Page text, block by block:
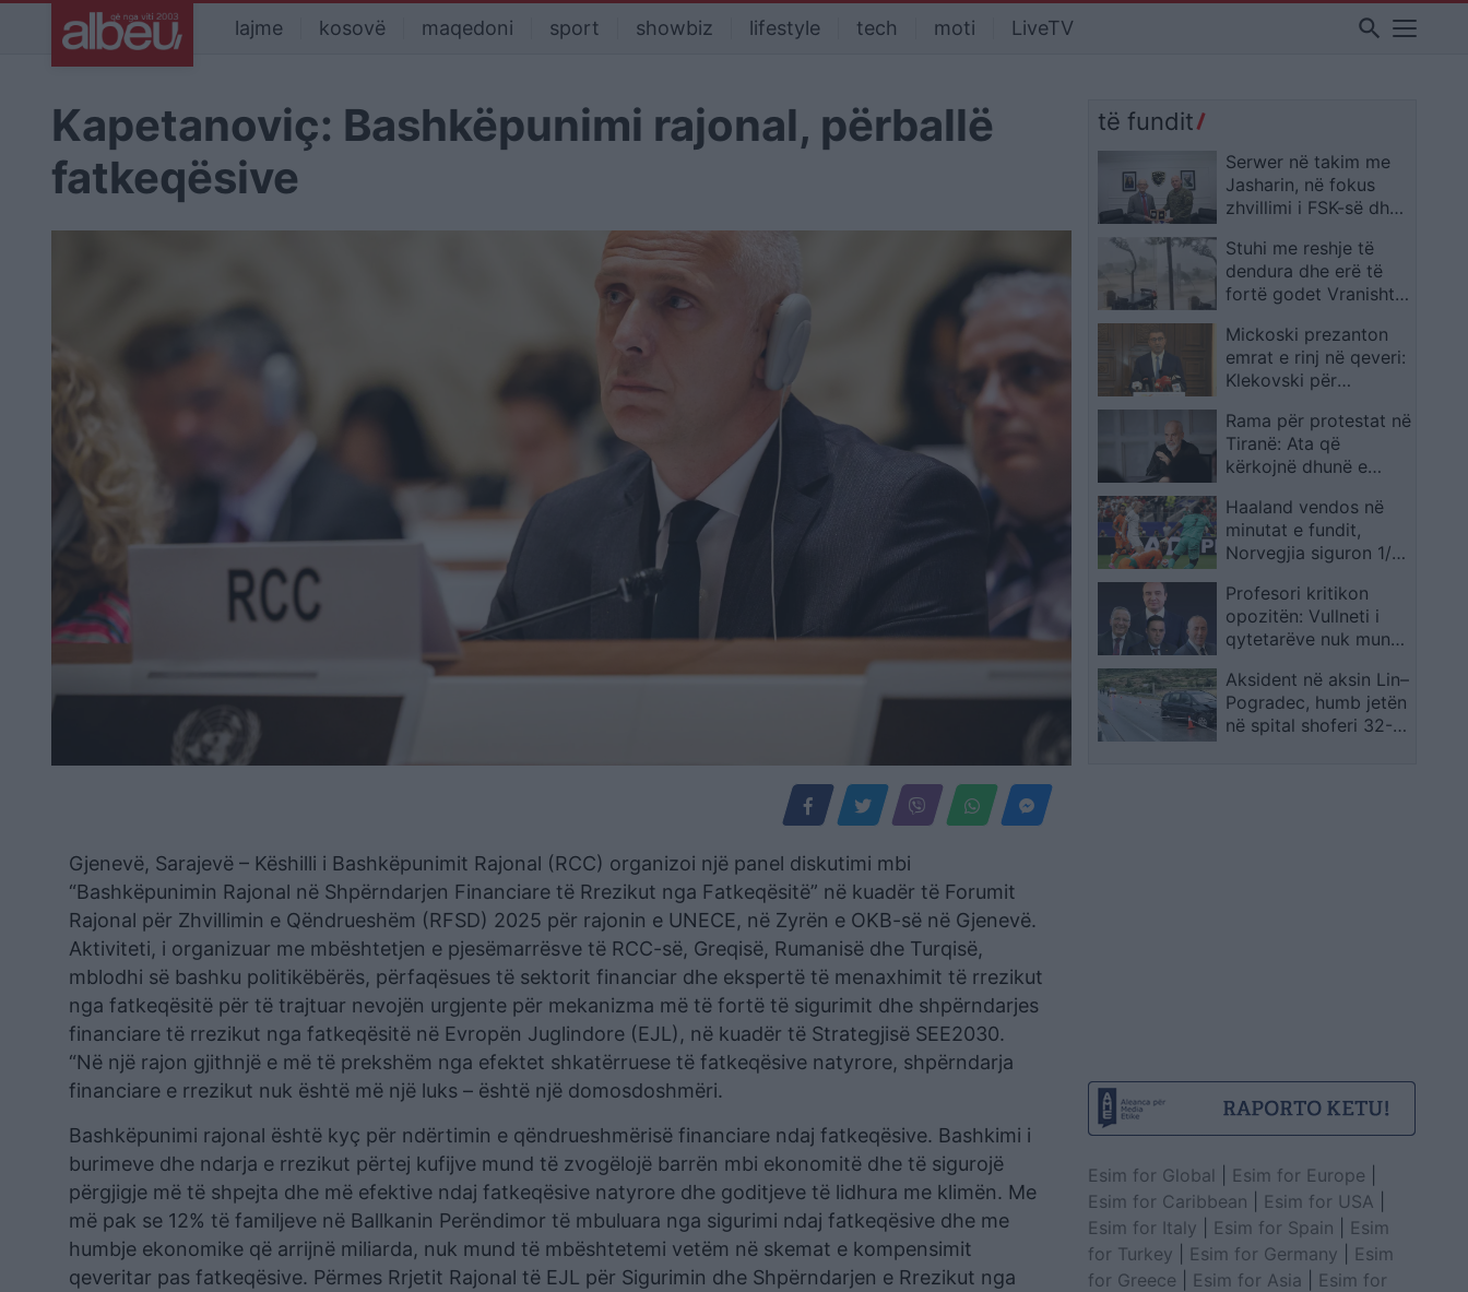
lajme kosovë maqedoni sport showbiz lifestyle tech moti LiveTV search
Kapetanoviç: Bashkëpunimi rajonal, përballë
fatkeqësive
Gjenevë, Sarajevë – Këshilli i Bashkëpunimit Rajonal (RCC) organizoi një panel diskutimi mbi
“Bashkëpunimin Rajonal në Shpërndarjen Financiare të Rrezikut nga Fatkeqësitë” në kuadër të Forumit
Rajonal për Zhvillimin e Qëndrueshëm (RFSD) 2025 për rajonin e UNECE, në Zyrën e OKB-së në Gjenevë.
Aktiviteti, i organizuar me mbështetjen e pjesëmarrësve të RCC-së, Greqisë, Rumanisë dhe Turqisë,
mblodhi së bashku politikëbërës, përfaqësues të sektorit financiar dhe ekspertë të menaxhimit të rrezikut
nga fatkeqësitë për të trajtuar nevojën urgjente për mekanizma më të fortë të sigurimit dhe shpërndarjes
financiare të rrezikut nga fatkeqësitë në Evropën Juglindore (EJL), në kuadër të Strategjisë SEE2030.
“Në një rajon gjithnjë e më të prekshëm nga efektet shkatërruese të fatkeqësive natyrore, shpërndarja
financiare e rrezikut nuk është më një luks – është një domosdoshmëri.
Bashkëpunimi rajonal është kyç për ndërtimin e qëndrueshmërisë financiare ndaj fatkeqësive. Bashkimi i
burimeve dhe ndarja e rrezikut përtej kufijve mund të zvogëlojë barrën mbi ekonomitë dhe të sigurojë
përgjigje më të shpejta dhe më efektive ndaj fatkeqësive natyrore dhe goditjeve të lidhura me klimën. Me
më pak se 12% të familjeve në Ballkanin Perëndimor të mbuluara nga sigurimi ndaj fatkeqësive dhe me
humbje ekonomike që arrijnë miliarda, nuk mund të mbështetemi vetëm në skemat e kompensimit
qeveritar pas fatkeqësive. Përmes Rrjetit Rajonal të EJL për Sigurimin dhe Shpërndarjen e Rrezikut nga
të fundit
Serwer në takim me
Jasharin, në fokus
zhvillimi i FSK-së dhe
Stuhi me reshje të
dendura dhe erë të
fortë godet Vranishtin
Vlorës
Mickoski prezanton
emrat e rinj në qeveri:
Klekovski për
Vellkovski për MPPS-
në
Rama për protestat në
Tiranë: Ata që
kërkojnë dhunë e
dështojnë
Haaland vendos në
minutat e fundit,
Norvegjia siguron 1/8
Profesori kritikon
opozitën: Vullneti i
qytetarëve nuk mund
Aksident në aksin Lin–
Pogradec, humb jetën
në spital shoferi 32-
Esim for Global Esim for Europe
Esim for Caribbean
Esim for USA
Esim for Italy
Esim for Spain
Esim
for Turkey
Esim for Germany
Esim
for Greece
Esim for Asia
Esim for